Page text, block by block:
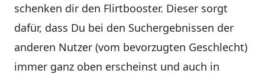
schenken dir den Flirtbooster. Dieser sorgt
dafür, dass Du bei den Suchergebnissen der
anderen Nutzer (vom bevorzugten Geschlecht)
immer ganz oben erscheinst und auch in